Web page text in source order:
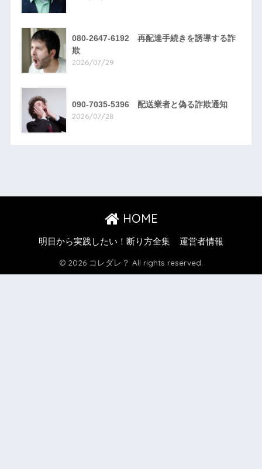
080-2647-6192 再配達手続きを誘導する詐
欺
2026/07/29
090-7035-5396 配送業者と偽る詐欺通知
2026/07/28
HOME
明日から実践したい！断り方全集 運営者情報
© 2026 コレダレ？ All rights reserved.